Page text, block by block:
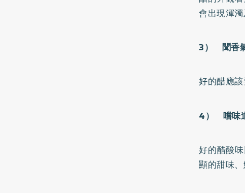
會出現渾濁
3） 聞香
好的醋應
4） 嚐味
好的醋酸
顯的甜味